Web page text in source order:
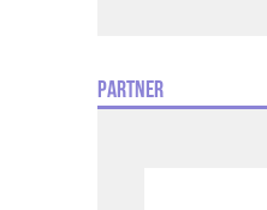
Partner